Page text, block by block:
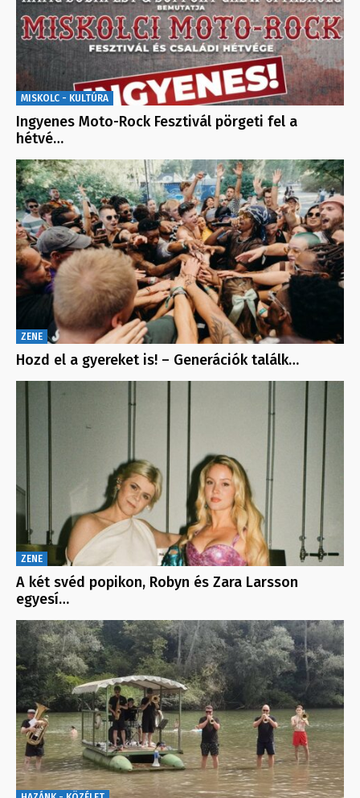
MISKOLC - KULTÚRA
Ingyenes Moto-Rock Fesztivál pörgeti fel a
hétvé…
ZENE
Hozd el a gyereket is! – Generációk találk…
ZENE
A két svéd popikon, Robyn és Zara Larsson
egyesí…